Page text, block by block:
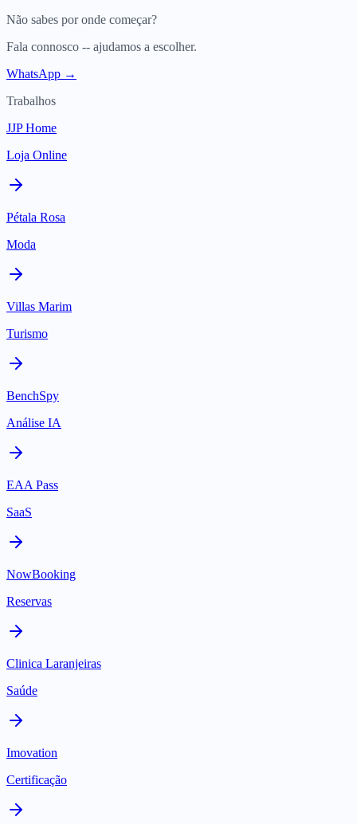
Não sabes por onde começar?
Fala connosco -- ajudamos a escolher.
WhatsApp →
Trabalhos
JJP Home
Loja Online
Pétala Rosa
Moda
Villas Marim
Turismo
BenchSpy
Análise IA
EAA Pass
SaaS
NowBooking
Reservas
Clinica Laranjeiras
Saúde
Imovation
Certificação